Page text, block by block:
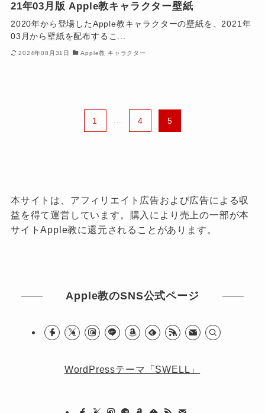
21年03月版 Apple教キャラクター壁紙
2020年から登場したApple教キャラクターの壁紙を、2021年
03月から壁紙を配布するこ...
2024年08月31日 Apple教 キャラクター
1 ... 4 5
本サイトは、アフィリエイト広告および広告による収
益を得て運営しています。購入により売上の一部が本
サイトApple教に還元されることがあります。
Apple教のSNS公式ページ
WordPressテーマ「SWELL」